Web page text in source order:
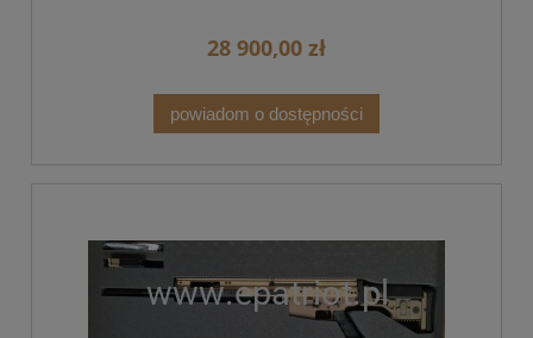
28 900,00 zł
powiadom o dostępności